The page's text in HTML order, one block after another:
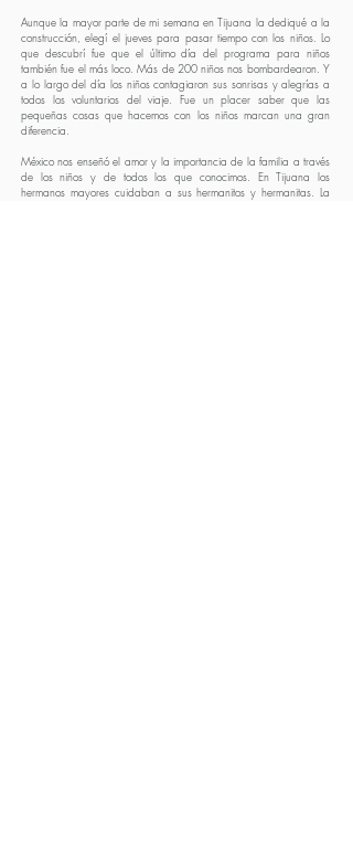
Aunque la mayor parte de mi semana en Tijuana la dediqué a la
construcción, elegí el jueves para pasar tiempo con los niños. Lo
que descubrí fue que el último día del programa para niños
también fue el más loco. Más de 200 niños nos bombardearon. Y
a lo largo del día los niños contagiaron sus sonrisas y alegrías a
todos los voluntarios del viaje. Fue un placer saber que las
pequeñas cosas que hacemos con los niños marcan una gran
diferencia.
México nos enseñó el amor y la importancia de la familia a través
de los niños y de todos los que conocimos. En Tijuana los
hermanos mayores cuidaban a sus hermanitos y hermanitas. La